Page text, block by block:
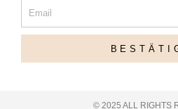
© 2025 ALL RIGHTS